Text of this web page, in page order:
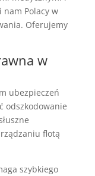
nam Polacy w
Oferujemy
w
ubezpieczeń
odszkodowanie
flotą
szybkiego